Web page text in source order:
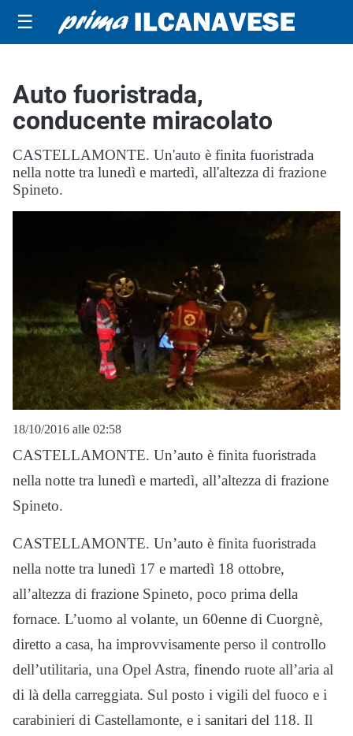
☰
Auto fuoristrada,
conducente miracolato
CASTELLAMONTE. Un'auto è finita fuoristrada
nella notte tra lunedì e martedì, all'altezza di frazione
Spineto.
18/10/2016 alle 02:58
CASTELLAMONTE. Un’auto è finita fuoristrada
nella notte tra lunedì e martedì, all’altezza di frazione
Spineto.
CASTELLAMONTE. Un’auto è finita fuoristrada
nella notte tra lunedì 17 e martedì 18 ottobre,
all’altezza di frazione Spineto, poco prima della
fornace. L’uomo al volante, un 60enne di Cuorgnè,
diretto a casa, ha improvvisamente perso il controllo
dell’utilitaria, una Opel Astra, finendo ruote all’aria al
di là della carreggiata. Sul posto i vigili del fuoco e i
carabinieri di Castellamonte, e i sanitari del 118. Il